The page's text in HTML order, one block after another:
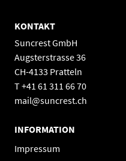
Hersteller
KONTAKT
Suncrest GmbH
Augsterstrasse 36
CH-4133 Pratteln
T +41 61 311 66 70
mail@suncrest.ch
INFORMATION
Impressum